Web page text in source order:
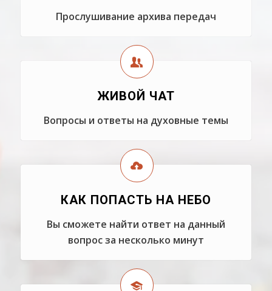
Прослушивание архива передач
ЖИВОЙ ЧАТ
Вопросы и ответы на духовные темы
КАК ПОПАСТЬ НА НЕБО
Вы сможете найти ответ на данный
вопрос за несколько минут